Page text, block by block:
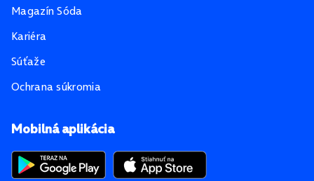
Mobilná aplikácia
Magazín Sóda
Kariéra
Súťaže
Ochrana súkromia